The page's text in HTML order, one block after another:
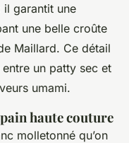
il garantit une
une belle croûte
Maillard. Ce détail
un patty sec et
umami.
haute couture
molletonné qu’on